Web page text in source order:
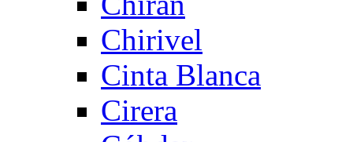
Chirivel
Cinta Blanca
Cirera